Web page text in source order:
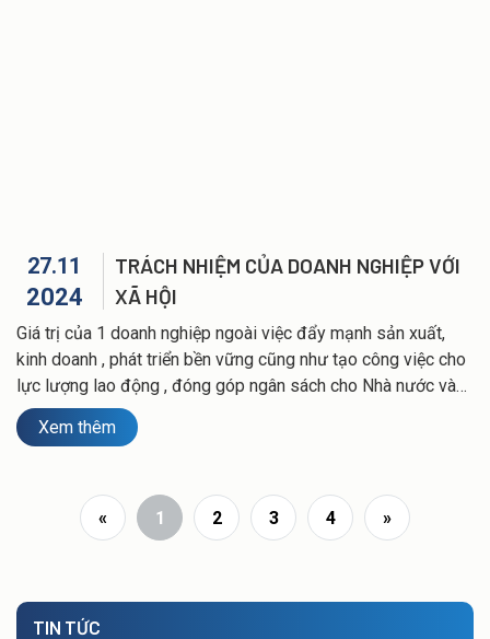
27.11
2024
TRÁCH NHIỆM CỦA DOANH NGHIỆP VỚI
XÃ HỘI
Giá trị của 1 doanh nghiệp ngoài việc đẩy mạnh sản xuất,
kinh doanh , phát triển bền vững cũng như tạo công việc cho
lực lượng lao động , đóng góp ngân sách cho Nhà nước và
địa phương… còn là những mong muốn được đóng góp
mang lại những giá trị cho xã hội. Với Hải Anh đó là sự cam
thông qua các hoạt động nhằm nâng cao chất lượng cuộc
sống của người lao động, của cộng đồng và của toàn xã
hội... với các vấn đề về môi trường, về giáo dục, về nhân văn,
Xem thêm
« 1 2 3 4 »
TIN TỨC